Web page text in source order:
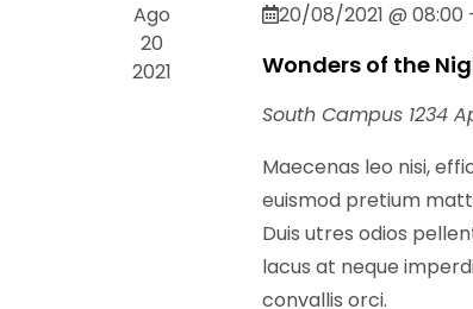
Ago
20
2021
20/08/2021 @ 08:00
Wonders of the
South Campus 1234
Maecenas leo nisi,
euismod pretium
Duis utres odios
lacus at neque
convallis orci.